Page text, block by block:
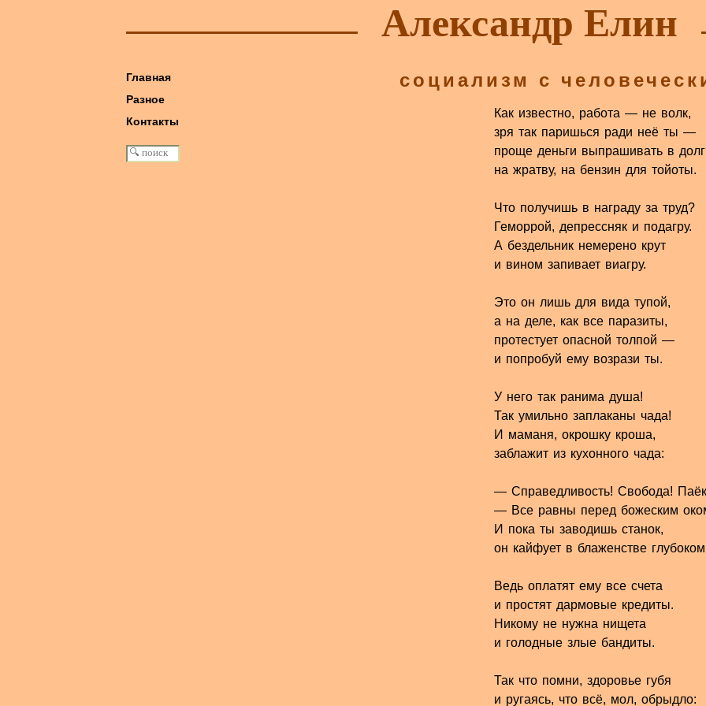
Александр Елин
Главная
Разное
книга: Машина Победы
Контакты
социализм с
Как известно, работа — не волк,
зря так паришься ради неё ты —
проще деньги выпрашивать в долг
на жратву, на бензин для тойоты.
Что получишь в награду за труд?
Геморрой, депрессняк и подагру.
А бездельник немерено крут
и вином запивает виагру.
Это он лишь для вида тупой,
а на деле, как все паразиты,
протестует опасной толпой —
и попробуй ему возрази ты.
У него так ранима душа!
Так умильно заплаканы чада!
И маманя, окрошку кроша,
заблажит из кухонного чада:
— Справедливость! Свобода!
— Все равны перед божеским
И пока ты заводишь станок,
он кайфует в блаженстве
Ведь оплатят ему все счета
и простят дармовые кредиты.
Никому не нужна нищета
и голодные злые бандиты.
Так что помни, здоровье губя
и ругаясь, что всё, мол, обрыдло: